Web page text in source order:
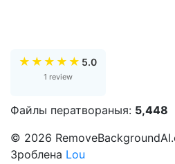
★ ★ ★ ★ ★ 5.0
1 review
Файлы ператвораныя: 5,448
© 2026
Зроблена Lou